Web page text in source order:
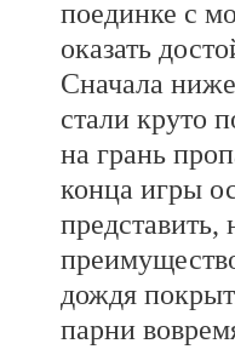
поединке с
оказать
Сначала
стали круто
на грань
конца игры
представить,
дождя
парни